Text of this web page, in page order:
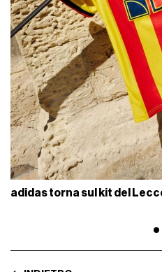
adidas torna sul kit del